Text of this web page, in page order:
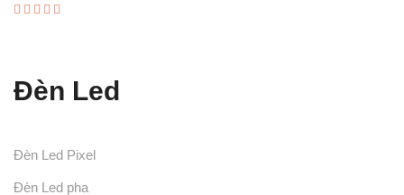
Đèn Led
Đèn Led Pixel
Đèn Led pha